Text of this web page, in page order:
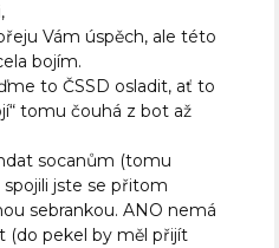
Vám úspěch, ale této
bojím.
to ČSSD osladit, ať to
tomu čouhá z bot až
socanům (tomu
jste se přitom
sebrankou. ANO nemá
(do pekel by měl přijít